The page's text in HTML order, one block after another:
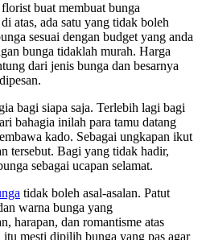
buat membuat bunga
atas, ada satu yang tidak boleh
sesuai dengan budget yang anda
bunga tidaklah murah. Harga
dari jenis bunga dan besarnya
bagi siapa saja. Terlebih lagi bagi
bahagia inilah para tamu datang
kado. Sebagai ungkapan ikut
tersebut. Bagi yang tidak hadir,
sebagai ucapan selamat.
tidak boleh asal-asalan. Patut
warna bunga yang
harapan, dan romantisme atas
mesti dipilih bunga yang pas agar